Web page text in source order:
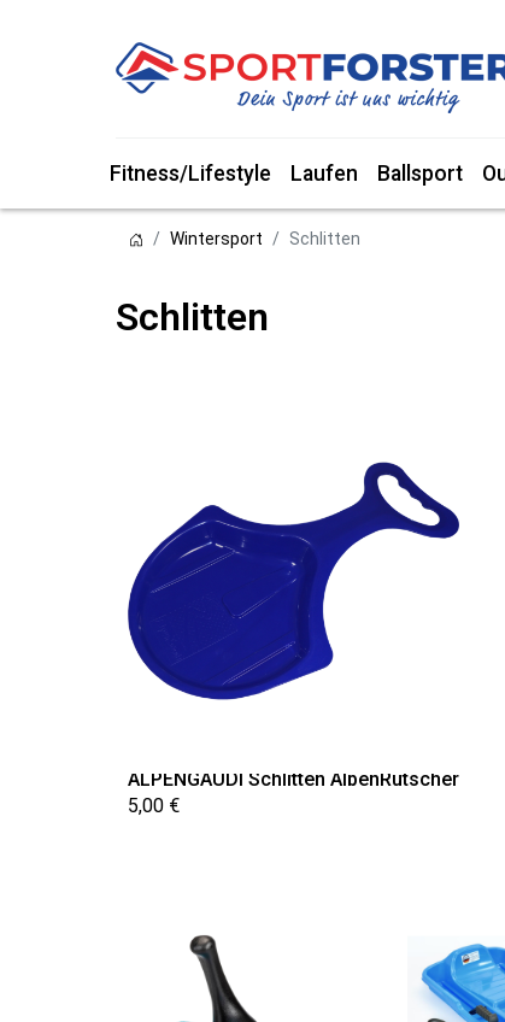
Fitness/Lifestyle Laufen Ballsport
Wintersport Schlitten
Schlitten
ALPENGAUDI Schlitten AlpenRutscher
5,00 €